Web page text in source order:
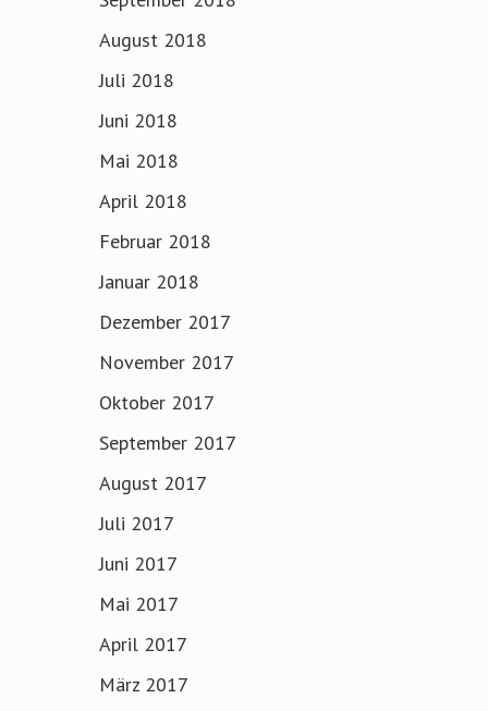
August 2018
Juli 2018
Juni 2018
Mai 2018
April 2018
Februar 2018
Januar 2018
Dezember 2017
November 2017
Oktober 2017
September 2017
August 2017
Juli 2017
Juni 2017
Mai 2017
April 2017
März 2017